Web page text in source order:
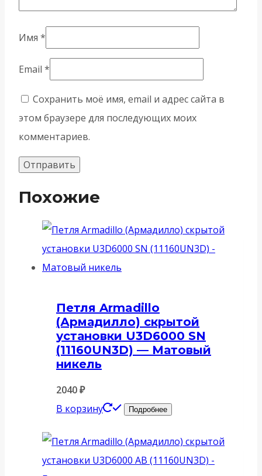
Имя *
Email *
Сохранить моё имя, email и адрес сайта в
этом браузере для последующих моих
комментариев.
Похожие
Петля Armadillo
(Армадилло) скрытой
установки U3D6000 SN
(11160UN3D) — Матовый
никель
2040₽
В корзину
Подробнее